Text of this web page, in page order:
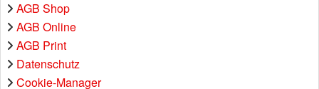
AGB Shop
AGB Online
AGB Print
Datenschutz
Cookie-Manager